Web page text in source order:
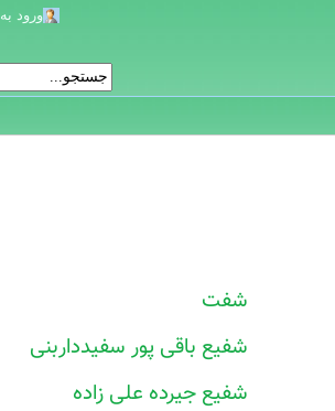
شفت
شفیع باقی پور سفیدداربنی
شفیع جیرده علی زاده
ورود